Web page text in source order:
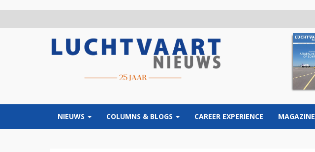
NIEUWS COLUMNS & BLOGS CAREER EXPERIENCE MAGAZINE